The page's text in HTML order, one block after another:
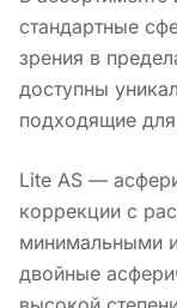
стандартные
зрения в
доступны
подходящие
Lite AS —
коррекции с
минимальными
двойные